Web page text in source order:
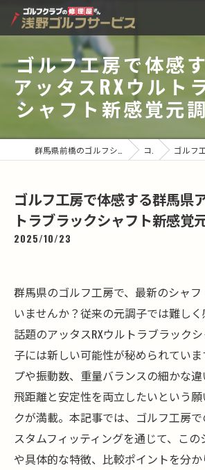
ゴルフ工房で体感
アッタスRXウルト
シャフト新感覚元
コラム ゴルフ工房で体感す
ゴルフ工房で体感する群馬県
トラブラックシャフト新感覚
2025/10/23
群馬県のゴルフ工房で、最新のシャ
いませんか？従来の元調子では難し
話題のアッタスRXウルトラブラック
子には新しい可能性が秘められてい
プや振動数、重量バランスの細かな違
飛距離と安定性を両立したいという
クが満載。本記事では、ゴルフ工房
スタムフィッティングを通じて、こ
や具体的な特徴、比較ポイントを分